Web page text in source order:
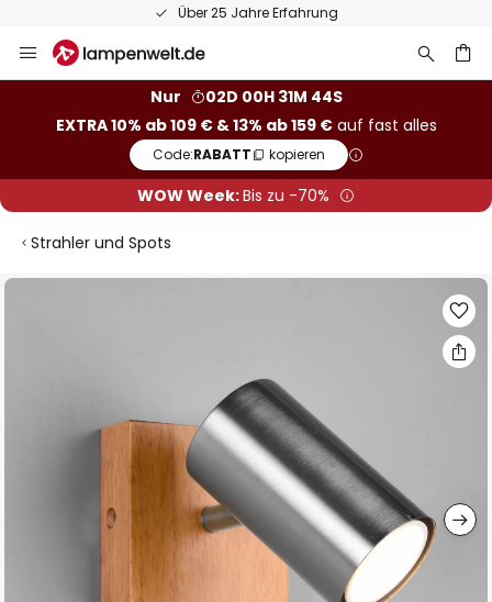
Über 25 Jahre Erfahrung
Inhalt
Nur
02D 00H 31M 44S
EXTRA 10% ab 109 € & 13% ab 159 €auf fast alles
Code:RABATT kopieren
WOW Week:Bis zu -70%
Strahler und Spots
Zum